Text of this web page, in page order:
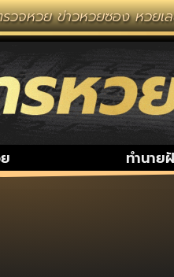
หวย ข่าวหวยซอง หวยเลข
ทำนาย